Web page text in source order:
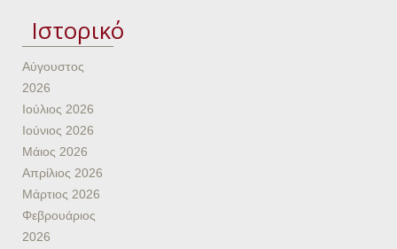
Ιστορικό
Αύγουστος
2026
Ιούλιος 2026
Ιούνιος 2026
Μάιος 2026
Απρίλιος 2026
Μάρτιος 2026
Φεβρουάριος
2026